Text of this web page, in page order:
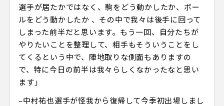
選手が居たかではなく、駒をどう動かしたか、ボー
ルをどう動かしたか 、その中で我々は後手に回って
しまった前半だと思います。もう一回、自分たちが
やりたいことを整理して、相手もそういうことをし
てくるという中で、陣地取りな側面もありますの
で、特に今日の前半は我々らしくなかったなと思い
ます」
–中村祐也選手が怪我から復帰して今季初出場しまし